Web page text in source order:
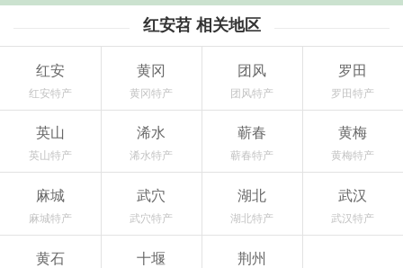
红安苕 相关地区
红安
红安特产
黄冈
黄冈特产
团风
团风特产
罗田
罗田特产
英山
英山特产
浠水
浠水特产
蕲春
蕲春特产
黄梅
黄梅特产
麻城
麻城特产
武穴
武穴特产
湖北
湖北特产
武汉
武汉特产
黄石 十堰 荆州